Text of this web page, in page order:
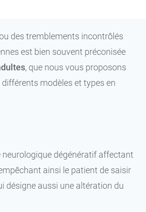
des tremblements incontrôlés
est bien souvent préconisée
, que nous vous proposons
modèles et types en
neurologique dégénératif affectant
ainsi le patient de saisir
désigne aussi une altération du